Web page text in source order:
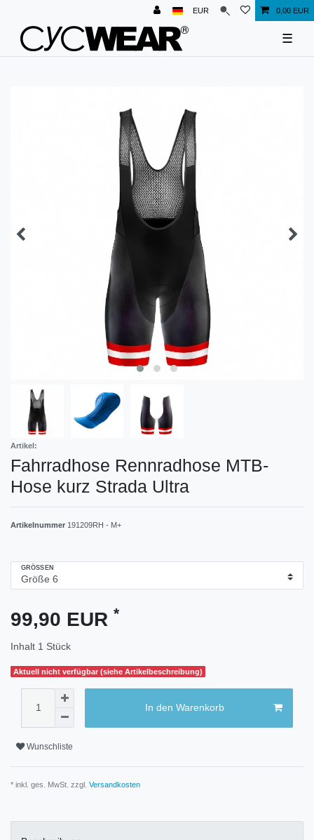
EUR 0,00 EUR
☰
Artikel:
Fahrradhose Rennradhose MTB-
Hose kurz Strada Ultra
Artikelnummer 191209RH - M+
GRÖSSEN
99,90 EUR *
Inhalt 1 Stück
Aktuell nicht verfügbar (siehe Artikelbeschreibung)
In den Warenkorb
Wunschliste
* inkl. ges. MwSt. zzgl. Versandkosten